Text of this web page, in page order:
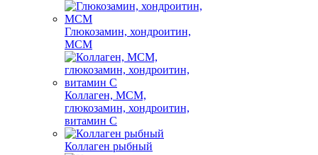
Глюкозамин, хондроитин,
МСМ
Коллаген, МСМ,
глюкозамин, хондроитин,
витамин С
Коллаген рыбный